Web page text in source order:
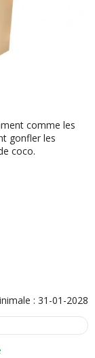
comme les
gonfler les
coco.
: 31-01-2028